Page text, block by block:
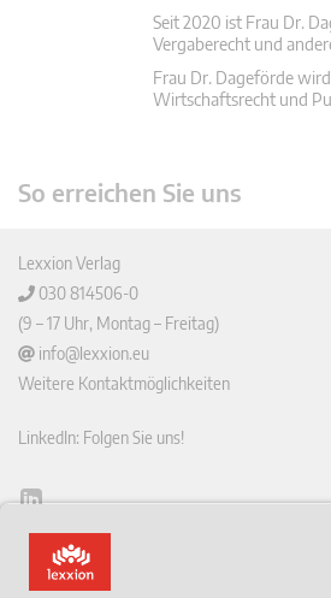
Seit 2020 ist Frau Dr.
Vergaberecht und
Frau Dr. Dageförde
Wirtschaftsrecht und
So erreichen Sie uns
Lexxion Verlag
030 814506-0
(9 – 17 Uhr, Montag – Freitag)
info@lexxion.eu
Weitere Kontaktmöglichkeiten
LinkedIn: Folgen Sie uns!
Lin
ked
English Version
This is the German version of Lexxions